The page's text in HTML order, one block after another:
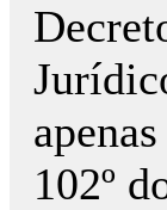
102º